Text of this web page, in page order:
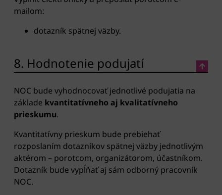
mailom:
dotazník spätnej väzby.
8. Hodnotenie podujatí
NOC bude vyhodnocovať jednotlivé podujatia na
základe kvantitatívneho aj kvalitatívneho
prieskumu.
Kvantitatívny prieskum bude prebiehať
rozposlaním dotazníkov spätnej väzby jednotlivým
aktérom – porotcom, organizátorom, účastníkom.
Dotazník bude vypĺňať aj sám odborný pracovník
NOC.